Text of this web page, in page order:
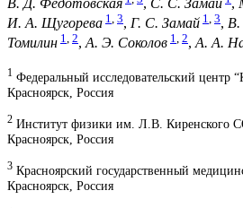
В. Д. Федотовская , С. С. Замай ,
И. А. Щугорева 1, 3, Г. С. Замай 1, 3, В.
Томилин 1, 2,А. Э. Соколов 1, 2,А. А.
1 Федеральный исследовательский центр
Красноярск, Россия
2 Институт физики им. Л.В. Киренского
Красноярск, Россия
3 Красноярский государственный
Красноярск, Россия